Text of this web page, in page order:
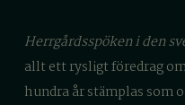
Herrgårdsspöken i den
allt ett rysligt föredrag
hundra år stämplas som